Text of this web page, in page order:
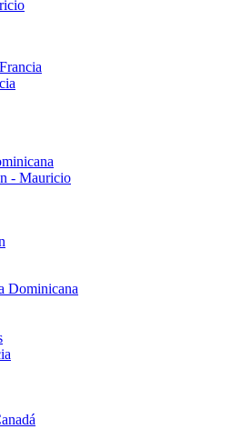
- Mauricio
Dominicana